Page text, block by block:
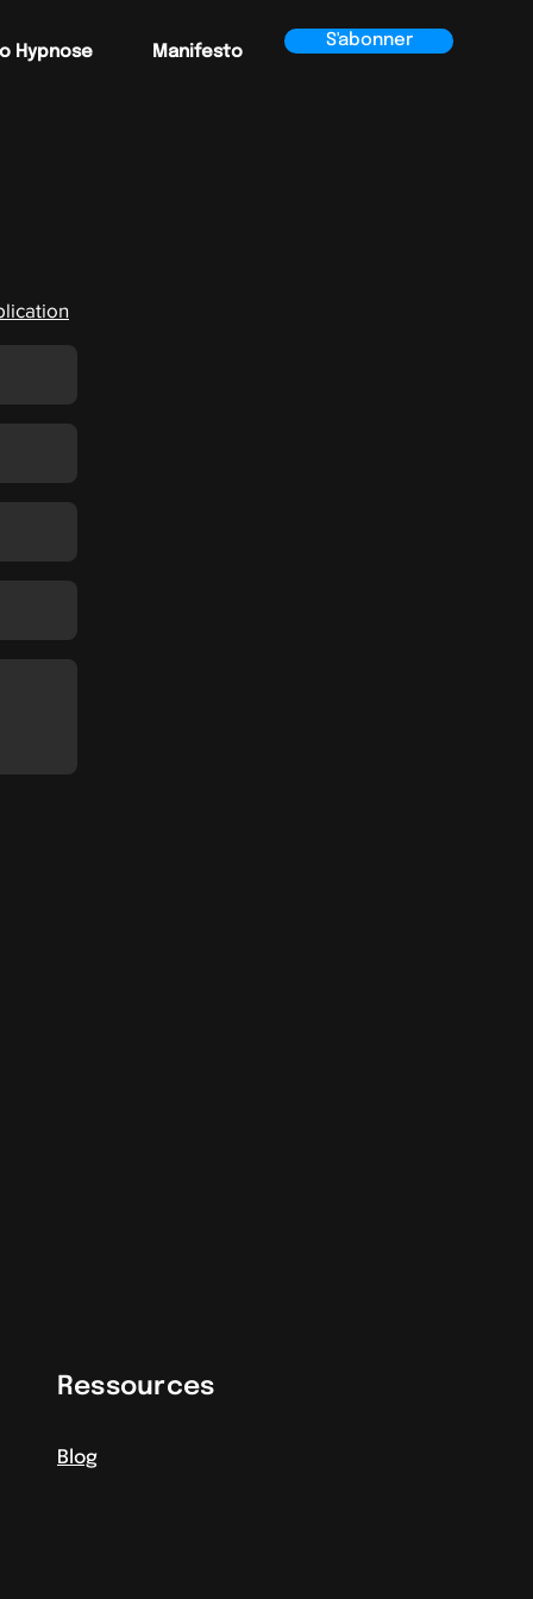
Hypnose Manifesto
S'abonner
Ressources
Blog